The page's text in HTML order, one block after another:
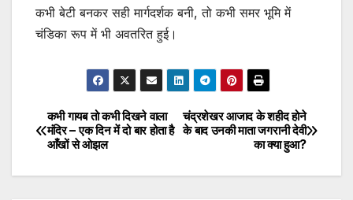
कभी बेटी बनकर सही मार्गदर्शक बनी, तो कभी समर भूमि में
चंडिका रूप में भी अवतरित हुई।
Post
navigation
चंद्रशेखर आजाद के शहीद होने
के बाद उनकी माता जगरानी देवी
का क्या हुआ?
कभी गायब तो कभी दिखने वाला
मंदिर – एक दिन में दो बार होता है
आँखों से ओझल